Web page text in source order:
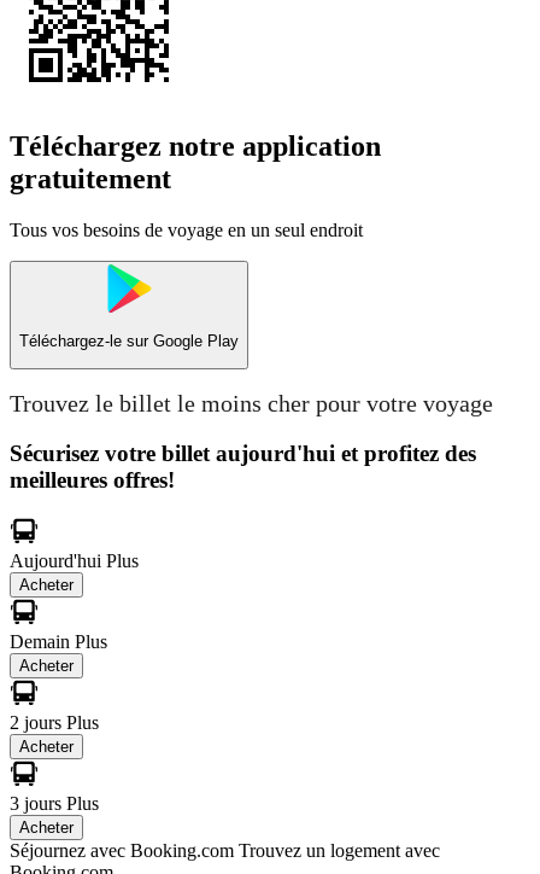
Téléchargez notre application
gratuitement
Tous vos besoins de voyage en un seul endroit
Téléchargez-le sur Google Play
Trouvez le billet le moins cher pour votre voyage
Sécurisez votre billet aujourd'hui et profitez des
meilleures offres!
Aujourd'hui Plus
Acheter
Demain Plus
Acheter
2 jours Plus
Acheter
3 jours Plus
Acheter
Séjournez avec Booking.com Trouvez un logement avec